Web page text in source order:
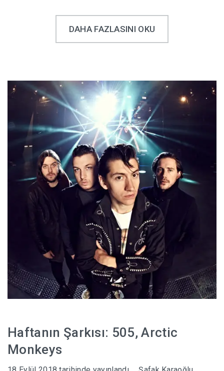
DAHA FAZLASINI OKU
Haftanın Şarkısı: 505, Arctic
Monkeys